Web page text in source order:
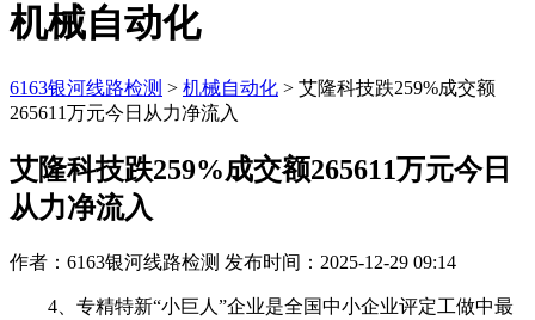
机械自动化
6163银河线路检测 > 机械自动化 > 艾隆科技跌259%成交额
265611万元今日从力净流入
艾隆科技跌259%成交额265611万元今日
从力净流入
作者：6163银河线路检测 发布时间：2025-12-29 09:14
4、专精特新“小巨人”企业是全国中小企业评定工做中最